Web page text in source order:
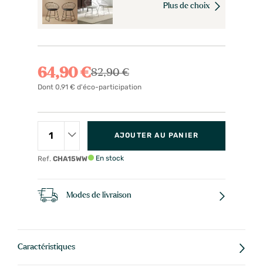
Plus de choix
64,90 €82,90 €
Dont 0,91 € d'éco-participation
Ref. CHA15WW
AJOUTER AU PANIER
En stock
Modes de livraison
Caractéristiques